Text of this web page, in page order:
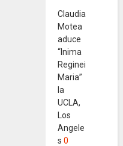
Claudia
Motea
aduce
“Inima
Reginei
Maria”
la
UCLA,
Los
Angele
s 0